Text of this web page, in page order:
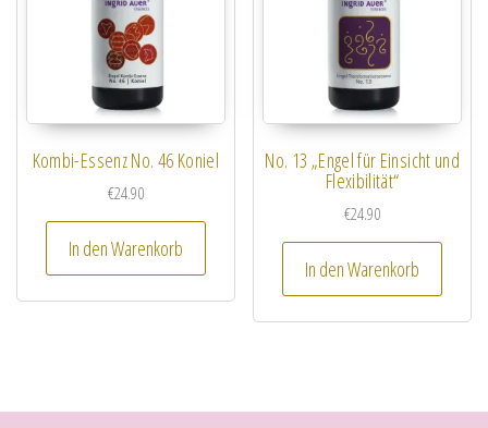
Kombi-Essenz No. 46 Koniel
€24.90
In den Warenkorb
No. 13 „Engel für Einsicht und
Flexibilität“
€24.90
In den Warenkorb